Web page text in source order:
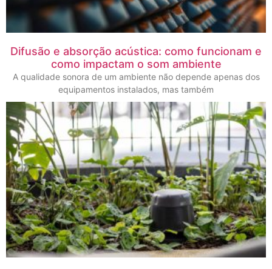
Difusão e absorção acústica: como funcionam e
como impactam o som ambiente
A qualidade sonora de um ambiente não depende apenas dos
equipamentos instalados, mas também